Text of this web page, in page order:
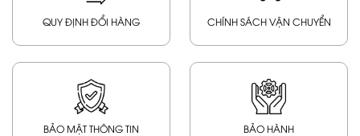
QUY ĐỊNH ĐỔI HÀNG CHÍNH SÁCH VẬN CHUYỂN
BẢO MẬT THÔNG TIN BẢO HÀNH